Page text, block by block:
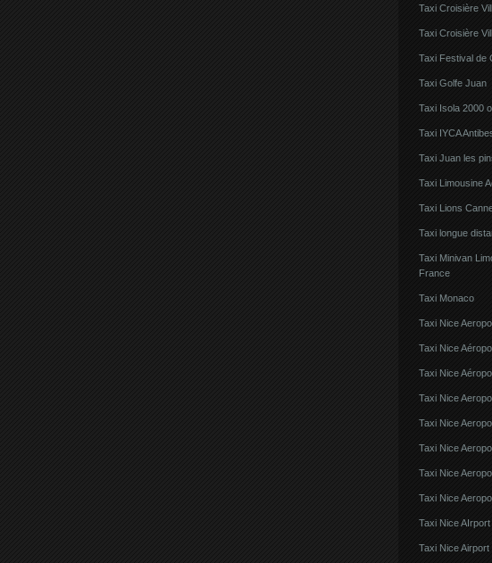
Taxi Croisière
Taxi Croisière
Taxi Festival de
Taxi Golfe Juan
Taxi Isola 2000
Taxi IYCA
Taxi Juan les
Taxi Limousine
Taxi Lions
Taxi longue
Taxi Minivan
France
Taxi Monaco
Taxi Nice
Taxi Nice
Taxi Nice
Taxi Nice
Taxi Nice
Taxi Nice
Taxi Nice
Taxi Nice
Taxi Nice AIrport
Taxi Nice Airport